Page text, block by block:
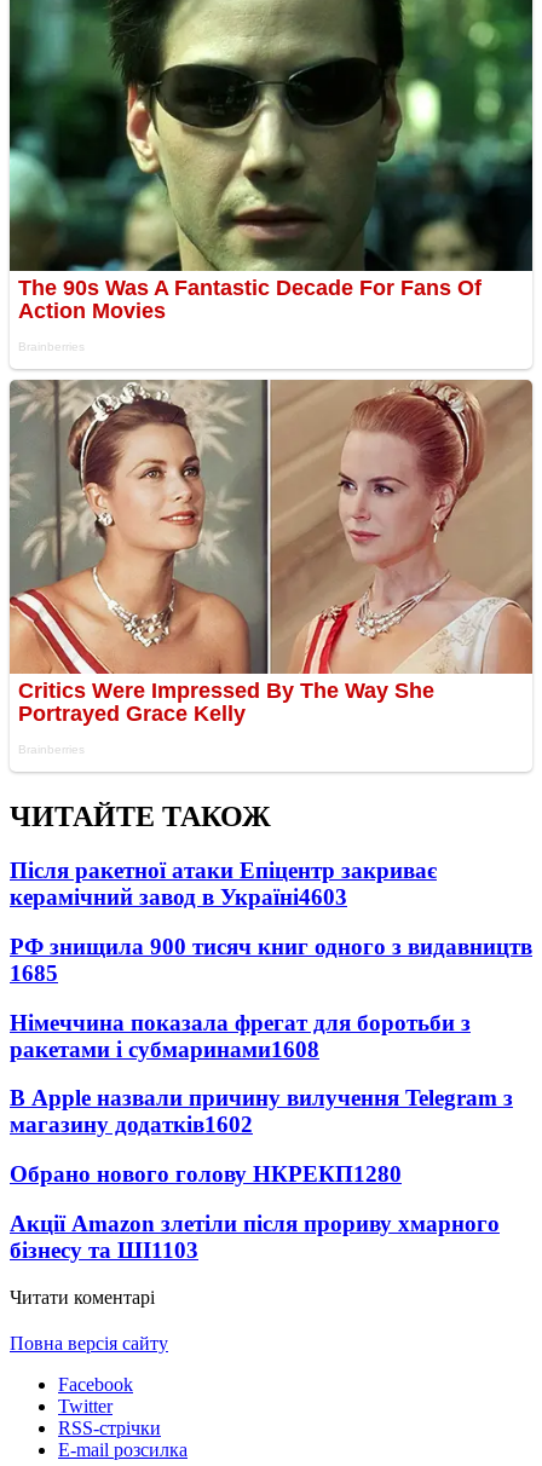
ЧИТАЙТЕ ТАКОЖ
Після ракетної атаки Епіцентр закриває
керамічний завод в Україні4603
РФ знищила 900 тисяч книг одного з видавництв
1685
Німеччина показала фрегат для боротьби з
ракетами і субмаринами1608
В Apple назвали причину вилучення Telegram з
магазину додатків1602
Обрано нового голову НКРЕКП1280
Акції Amazon злетіли після прориву хмарного
бізнесу та ШІ1103
Читати коментарі
Повна версія сайту
Facebook
Twitter
RSS-стрічки
E-mail розсилка